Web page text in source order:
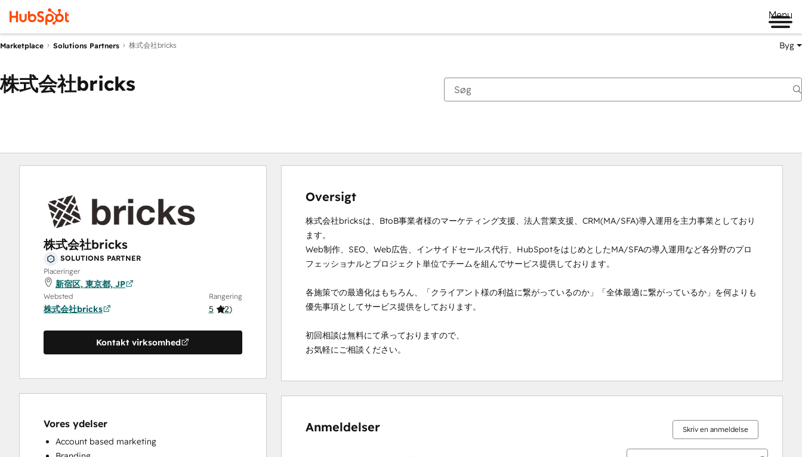
Menu
Marketplace Solutions Partners 株式会社bricks Byg
株式会社bricks
株式会社bricks
SOLUTIONS PARTNER
Placeringer
新宿区, 東京都, JP
Websted
株式会社bricks
Rangering
5 (2)
Kontakt virksomhed
Vores ydelser
Account based marketing
Oversigt
株式会社bricksは、BtoB事業者様のマーケティング支援、法人営業支援、CRM(MA/SFA)導入運用を主力事業としており
ます。
Web制作、SEO、Web広告、インサイドセールス代行、HubSpotをはじめとしたMA/SFAの導入運用など各分野のプロ
フェッショナルとプロジェクト単位でチームを組んでサービス提供しております。
各施策での最適化はもちろん、「クライアント様の利益に繋がっているのか」「全体最適に繋がっているか」を何よりも
優先事項としてサービス提供をしております。
初回相談は無料にて承っておりますので、
お気軽にご相談ください。
Anmeldelser Skriv en anmeldelse